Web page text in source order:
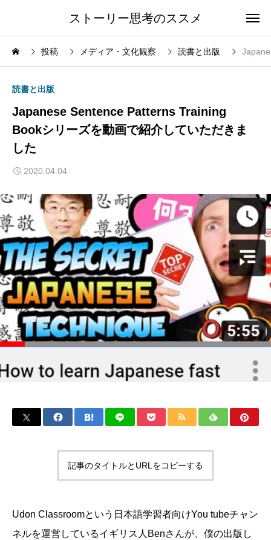
ストーリー思考のススメ
投稿 メディア・文化観察 読書と出版
読書と出版
Japanese Sentence Patterns Training
Bookシリーズを動画で紹介していただきま
した
2020.04.04
記事のタイトルとURLをコピーする
Udon Classroomという日本語学習者向けYou tubeチャン
ネルを運営しているイギリス人Benさんが、僕の出版し